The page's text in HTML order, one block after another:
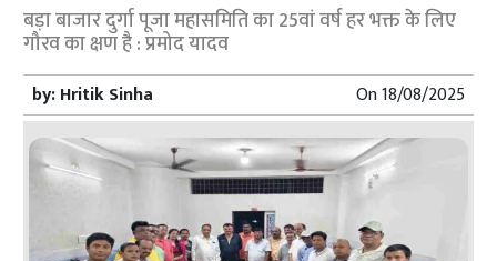
बड़ा बाजार दुर्गा पूजा महासमिति का 25वां वर्ष हर भक्त के लिए
गौरव का क्षण है : प्रमोद यादव
by:Hritik Sinha On18/08/2025